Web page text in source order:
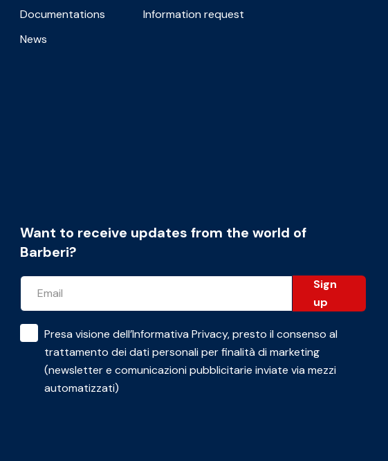
Documentations
Information request
News
Want to receive updates from the world of
Barberi?
Sign
up
Presa visione dell’Informativa Privacy, presto il consenso al
trattamento dei dati personali per finalità di marketing
(newsletter e comunicazioni pubblicitarie inviate via mezzi
automatizzati)